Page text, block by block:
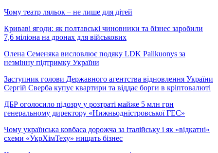
Чому театр ляльок – не лише для дітей
Криваві ягоди: як полтавські чиновники та бізнес заробили
7,6 міліона на дронах для військових
Олена Семеняка висловлює подяку LDK Palikuonys за
незмінну підтримку України
Заступник голови Державного агентства відновлення України
Сергій Сверба купує квартири та віддає борги в кріптовалюті
ДБР оголосило підозру у розтраті майже 5 млн грн
генеральному директору «Нижньодністровської ГЕС»
Чому українська ковбаса дорожча за італійську і як «відкатні»
схеми «УкрХімТеху» нищать бізнес